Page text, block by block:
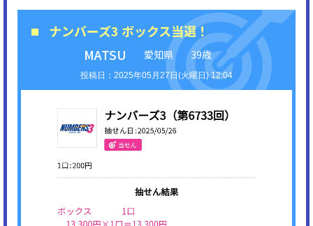
ナンバーズ3 ボックス当選！
MATSU
愛知県 39歳
2025年05月27日(火曜日) 12:04